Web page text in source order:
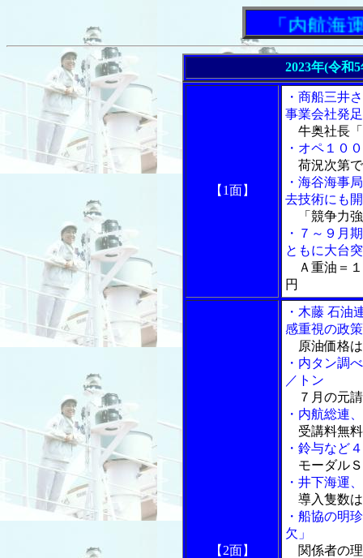
「内航海運新
2023年(令和
【1面】
・商船三井
事業会社発足
牛奥社長「
・オペ１０
荷況次第で
・海谷海事
去技術にも
「競争力強
・７～９月
ともに大台
Ａ重油＝１
円
【2面】
・木藤 石油
感重視の政
原油価格は
・内タン調
／トン
７月の元請
・内航総連
受講料無料
・鈴与など
モーダルＳ
・井下海運
導入隻数は
・船協の明
欠」
関係者の理